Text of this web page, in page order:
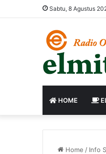
Sabtu, 8 Agustus
HOME
Home / Info